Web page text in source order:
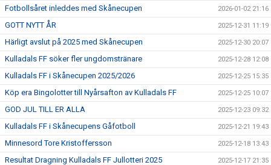
Fotbollsåret inleddes med Skånecupen 2026-01-02 21:16
GOTT NYTT ÅR 2025-12-31 11:19
Härligt avslut på 2025 med Skånecupen 2025-12-30 20:07
Kulladals FF söker fler ungdomstränare 2025-12-28 12:08
Kulladals FF i Skånecupen 2025/2026 2025-12-25 15:35
Köp era Bingolotter till Nyårsafton av Kulladals FF 2025-12-25 10:07
GOD JUL TILL ER ALLA 2025-12-23 09:32
Kulladals FF i Skånecupens Gåfotboll 2025-12-21 19:43
Minnesord Tore Kristoffersson 2025-12-18 13:43
Resultat Dragning Kulladals FF Jullotteri 2025 2025-12-17 21:35